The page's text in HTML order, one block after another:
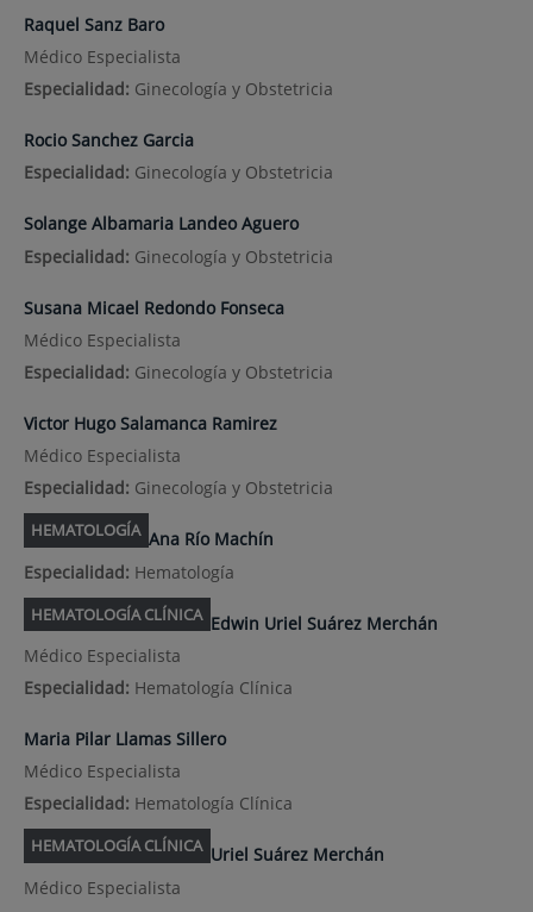
Raquel Sanz Baro
Médico Especialista
Especialidad: Ginecología y Obstetricia
Rocio Sanchez Garcia
Especialidad: Ginecología y Obstetricia
Solange Albamaria Landeo Aguero
Especialidad: Ginecología y Obstetricia
Susana Micael Redondo Fonseca
Médico Especialista
Especialidad: Ginecología y Obstetricia
Victor Hugo Salamanca Ramirez
Médico Especialista
Especialidad: Ginecología y Obstetricia
HEMATOLOGÍA Ana Río Machín
Especialidad: Hematología
HEMATOLOGÍA CLÍNICA Edwin Uriel Suárez Merchán
Médico Especialista
Especialidad: Hematología Clínica
Maria Pilar Llamas Sillero
Médico Especialista
Especialidad: Hematología Clínica
HEMATOLOGÍA CLÍNICA Uriel Suárez Merchán
Médico Especialista